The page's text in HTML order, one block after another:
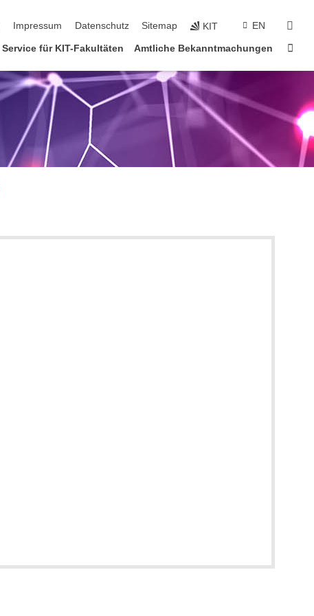
Impressum Datenschutz Sitemap KIT EN
Service für KIT-Fakultäten Amtliche Bekanntmachungen